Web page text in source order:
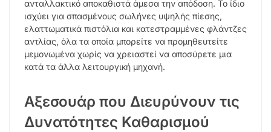
ανταλλακτικό αποκαθιστά άμεσα την απόδοση. Το ίδιο
ισχύει για σπασμένους σωλήνες υψηλής πίεσης,
ελαττωματικά πιστόλια και κατεστραμμένες φλάντζες
αντλίας, όλα τα οποία μπορείτε να προμηθευτείτε
μεμονωμένα χωρίς να χρειαστεί να αποσύρετε μια
κατά τα άλλα λειτουργική μηχανή.
Αξεσουάρ που Διευρύνουν τις
Δυνατότητες Καθαρισμού